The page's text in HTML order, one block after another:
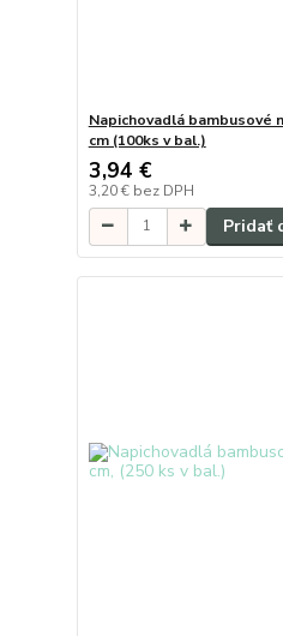
Napichovadlá bambusové
cm (100ks v bal.)
3,94 €
3,20 € bez DPH
Pridať